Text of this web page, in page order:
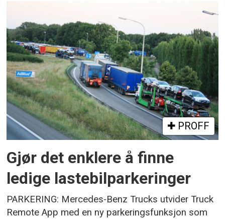
PROFF
Gjør det enklere å finne
ledige lastebilparkeringer
PARKERING: Mercedes-Benz Trucks utvider Truck
Remote App med en ny parkeringsfunksjon som